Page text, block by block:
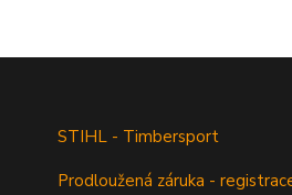
STIHL - Timbersport
Prodloužená záruka -